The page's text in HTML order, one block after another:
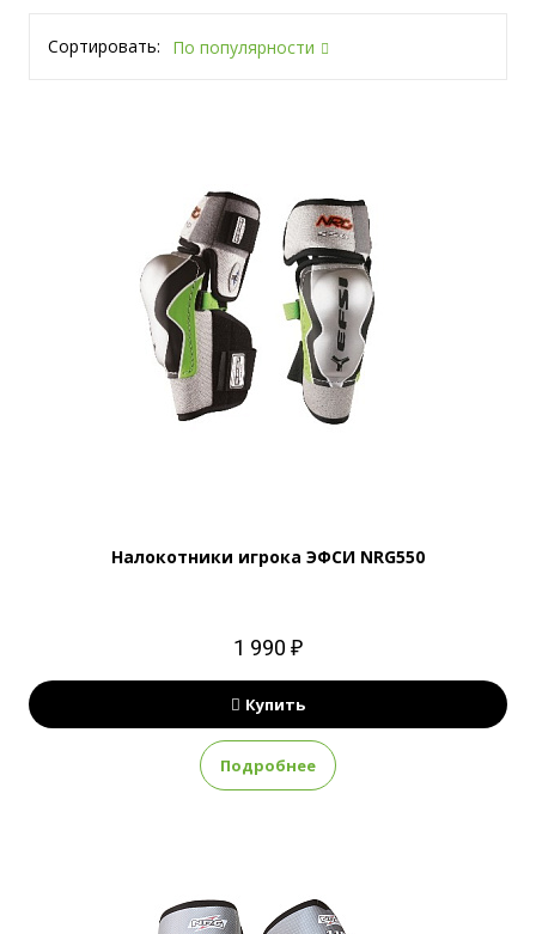
Сортировать: По популярности
Налокотники игрока ЭФСИ NRG550
1 990 ₽
Купить
Подробнее